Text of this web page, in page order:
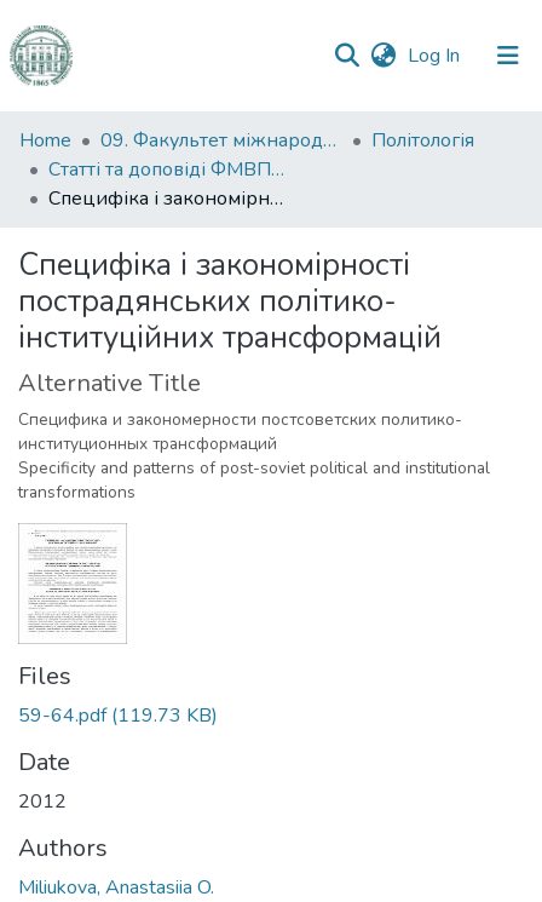
Log In (current)
Communities
&
Collections
Statistics
Home 09. Факультет міжнародних відносин, політології та соціології
Політологія
Статті та доповіді ФМВПС (Політологія)
Специфіка і закономірності пострадянських політико-інституційних трансформацій
Специфіка і закономірності
пострадянських політико-
інституційних трансформацій
Alternative Title
Специфика и закономерности постсоветских политико-
институционных трансформаций
Specificity and patterns of post-soviet political and institutional
transformations
Files
59-64.pdf(119.73 KB)
Date
2012
Authors
Miliukova, Anastasiia O.